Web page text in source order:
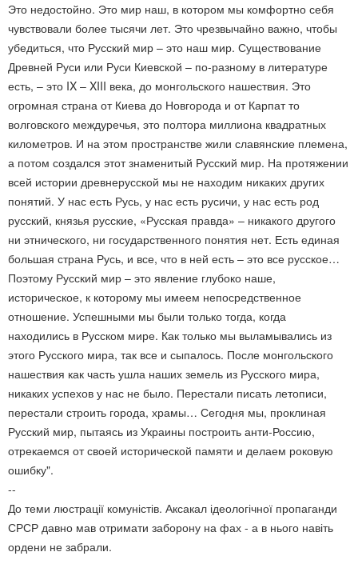
Это недостойно. Это мир наш, в котором мы комфортно себя
чувствовали более тысячи лет. Это чрезвычайно важно, чтобы
убедиться, что Русский мир – это наш мир. Существование
Древней Руси или Руси Киевской – по-разному в литературе
есть, – это IX – XIII века, до монгольского нашествия. Это
огромная страна от Киева до Новгорода и от Карпат то
волговского междуречья, это полтора миллиона квадратных
километров. И на этом пространстве жили славянские племена,
а потом создался этот знаменитый Русский мир. На протяжении
всей истории древнерусской мы не находим никаких других
понятий. У нас есть Русь, у нас есть русичи, у нас есть род
русский, князья русские, «Русская правда» – никакого другого
ни этнического, ни государственного понятия нет. Есть единая
большая страна Русь, и все, что в ней есть – это все русское…
Поэтому Русский мир – это явление глубоко наше,
историческое, к которому мы имеем непосредственное
отношение. Успешными мы были только тогда, когда
находились в Русском мире. Как только мы выламывались из
этого Русского мира, так все и сыпалось. После монгольского
нашествия как часть ушла наших земель из Русского мира,
никаких успехов у нас не было. Перестали писать летописи,
перестали строить города, храмы… Сегодня мы, проклиная
Русский мир, пытаясь из Украины построить анти-Россию,
отрекаемся от своей исторической памяти и делаем роковую
ошибку".
--
До теми люстрації комуністів. Аксакал ідеологічної пропаганди
СРСР давно мав отримати заборону на фах - а в нього навіть
ордени не забрали.